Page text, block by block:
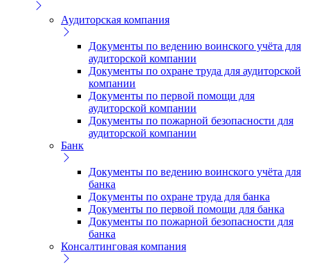
Аудиторская компания
Документы по ведению воинского учёта для
аудиторской компании
Документы по охране труда для аудиторской
компании
Документы по первой помощи для
аудиторской компании
Документы по пожарной безопасности для
аудиторской компании
Банк
Документы по ведению воинского учёта для
банка
Документы по охране труда для банка
Документы по первой помощи для банка
Документы по пожарной безопасности для
банка
Консалтинговая компания